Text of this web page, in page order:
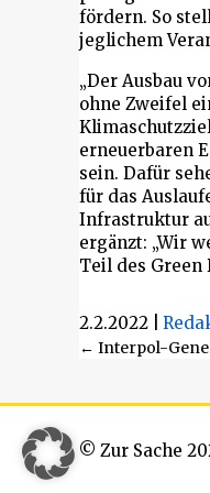
fördern. So
jeglichem
„Der Ausbau
ohne Zweifel
erneuerbaren
sein. Dafür
für das
Infrastruktur
ergänzt: „Wir
Teil des Green
2.2.2022
← Interpol-
© Zur Sache